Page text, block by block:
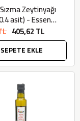
Zeytinyağı
asit) - Essen
405,62 TL
SEPETE EKLE